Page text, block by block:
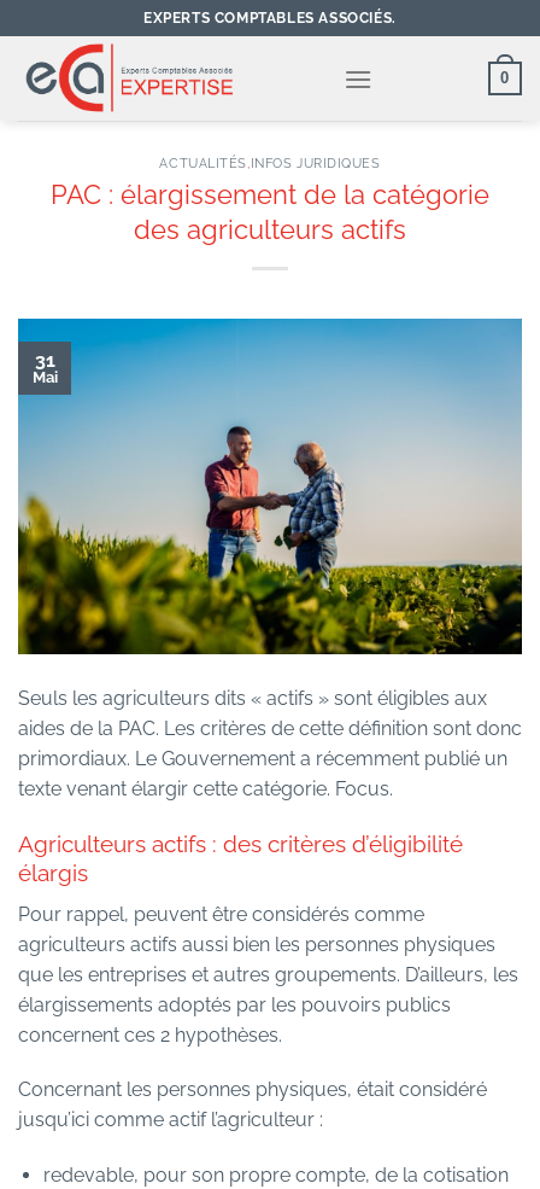
au
contenu
EXPERTS COMPTABLES ASSOCIÉS.
0
ACTUALITÉS,INFOS JURIDIQUES
PAC : élargissement de la catégorie
des agriculteurs actifs
31
Mai
Seuls les agriculteurs dits « actifs » sont éligibles aux
aides de la PAC. Les critères de cette définition sont donc
primordiaux. Le Gouvernement a récemment publié un
texte venant élargir cette catégorie. Focus.
Agriculteurs actifs : des critères d’éligibilité
élargis
Pour rappel, peuvent être considérés comme
agriculteurs actifs aussi bien les personnes physiques
que les entreprises et autres groupements. D’ailleurs, les
élargissements adoptés par les pouvoirs publics
concernent ces 2 hypothèses.
Concernant les personnes physiques, était considéré
jusqu’ici comme actif l’agriculteur :
redevable, pour son propre compte, de la cotisation